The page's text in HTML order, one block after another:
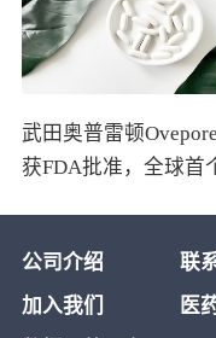
武田奥普雷顿
获FDA批准，全球首
公司介绍 联
加入我们
医